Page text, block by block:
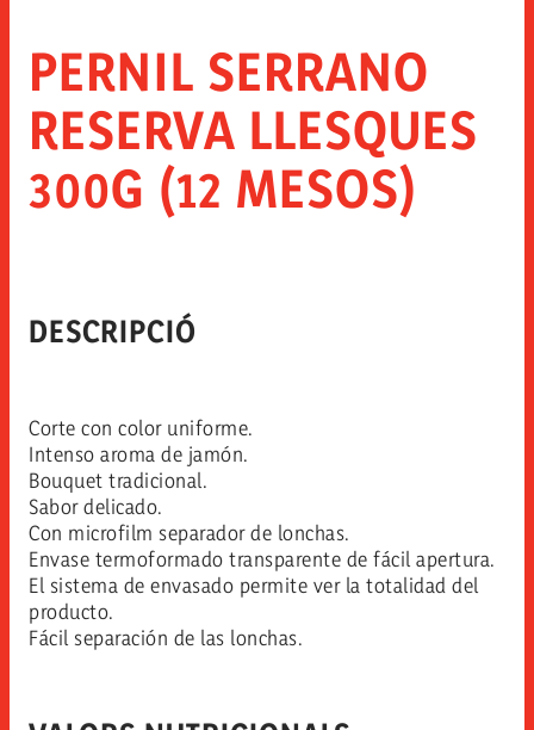
PERNIL SERRANO
RESERVA LLESQUES
300G (12 MESOS)
DESCRIPCIÓ
Corte con color uniforme.
Intenso aroma de jamón.
Bouquet tradicional.
Sabor delicado.
Con microfilm separador de lonchas.
Envase termoformado transparente de fácil apertura.
El sistema de envasado permite ver la totalidad del
producto.
Fácil separación de las lonchas.